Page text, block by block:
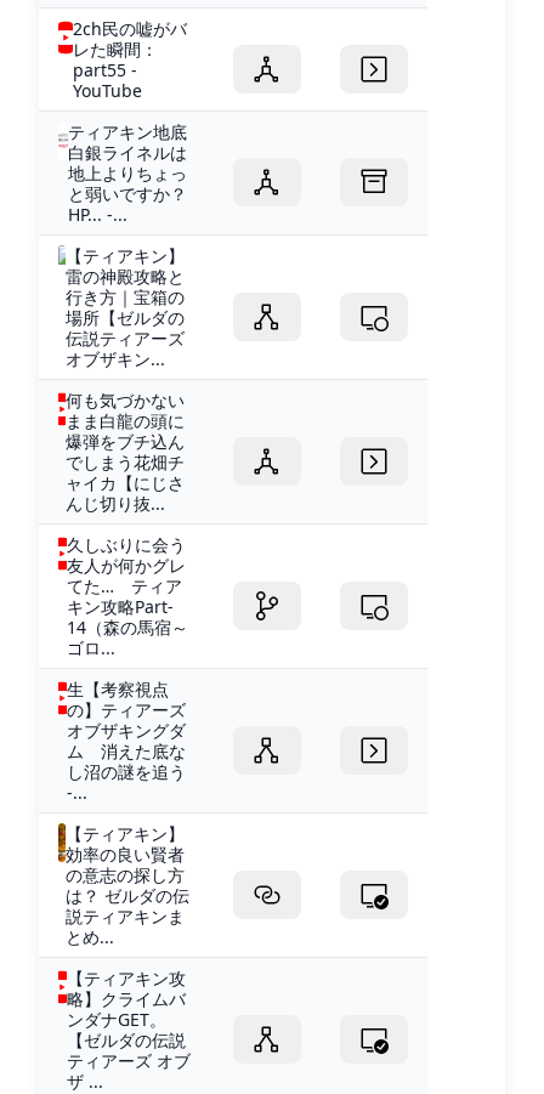
2ch民の嘘がバ
レた瞬間：
part55 -
YouTube
ティアキン地底
白銀ライネルは
地上よりちょっ
と弱いですか？
HP... -...
【ティアキン】
雷の神殿攻略と
行き方｜宝箱の
場所【ゼルダの
伝説ティアーズ
オブザキン...
何も気づかない
まま白龍の頭に
爆弾をブチ込ん
でしまう花畑チ
ャイカ【にじさ
んじ切り抜...
久しぶりに会う
友人が何かグレ
てた… ティア
キン攻略Part‐
14（森の馬宿～
ゴロ...
生【考察視点
の】ティアーズ
オブザキングダ
ム 消えた底な
し沼の謎を追う
-...
【ティアキン】
効率の良い賢者
の意志の探し方
は？ ゼルダの伝
説ティアキンま
とめ...
【ティアキン攻
略】クライムバ
ンダナGET。
【ゼルダの伝説
ティアーズ オブ
ザ ...